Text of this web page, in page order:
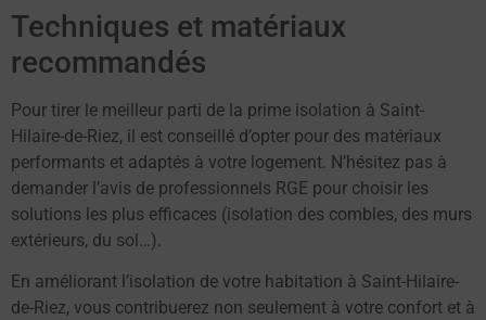
Techniques et matériaux
recommandés
Pour tirer le meilleur parti de la prime isolation à Saint-
Hilaire-de-Riez, il est conseillé d’opter pour des matériaux
performants et adaptés à votre logement. N’hésitez pas à
demander l’avis de professionnels RGE pour choisir les
solutions les plus efficaces (isolation des combles, des murs
extérieurs, du sol…).
En améliorant l’isolation de votre habitation à Saint-Hilaire-
de-Riez, vous contribuerez non seulement à votre confort et à